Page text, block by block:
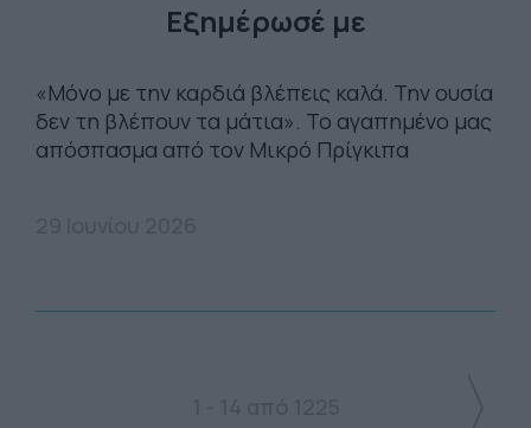
Εξημέρωσέ με
«Μόνο με την καρδιά βλέπεις καλά. Την ουσία
δεν τη βλέπουν τα μάτια». Το αγαπημένο μας
απόσπασμα από τον Μικρό Πρίγκιπα